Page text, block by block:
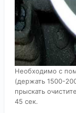
Необходимо с
(держать 1500-
прыскать
45 сек.